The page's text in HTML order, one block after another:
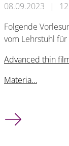
08.09.2023 |
Folgende
vom Lehrstuhl
Advanced thin
Materia…
Vorlesungen im